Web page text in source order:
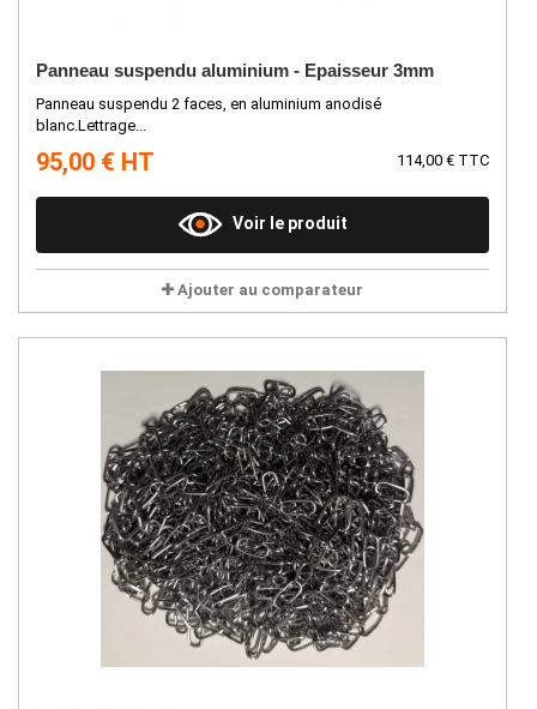
Panneau suspendu aluminium - Epaisseur 3mm
Panneau suspendu 2 faces, en aluminium anodisé
blanc.Lettrage...
95,00 € HT 114,00 € TTC
Voir le produit
Ajouter au comparateur